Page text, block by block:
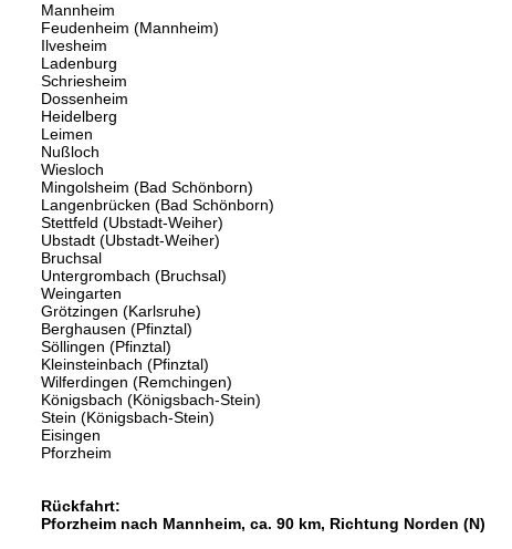
Mannheim
Feudenheim (Mannheim)
Ilvesheim
Ladenburg
Schriesheim
Dossenheim
Heidelberg
Leimen
Nußloch
Wiesloch
Mingolsheim (Bad Schönborn)
Langenbrücken (Bad Schönborn)
Stettfeld (Ubstadt-Weiher)
Ubstadt (Ubstadt-Weiher)
Bruchsal
Untergrombach (Bruchsal)
Weingarten
Grötzingen (Karlsruhe)
Berghausen (Pfinztal)
Söllingen (Pfinztal)
Kleinsteinbach (Pfinztal)
Wilferdingen (Remchingen)
Königsbach (Königsbach-Stein)
Stein (Königsbach-Stein)
Eisingen
Pforzheim
Rückfahrt:
Pforzheim nach Mannheim, ca. 90 km, Richtung Norden (N)